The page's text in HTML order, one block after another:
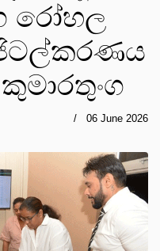
රෝහල
06 June 2026